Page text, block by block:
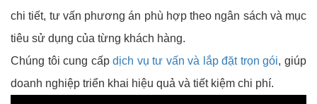
chi tiết, tư vấn phương án phù hợp theo ngân sách và mục
tiêu sử dụng của từng khách hàng.
Chúng tôi cung cấpdịch vụ tư vấn và lắp đặt trọn gói, giúp
doanh nghiệp triển khai hiệu quả và tiết kiệm chi phí.